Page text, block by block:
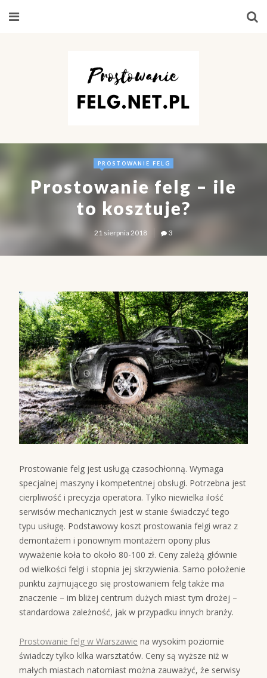
PROSTOWANIE FELG
Prostowanie felg – ile
to kosztuje?
21 sierpnia 2018 3
Prostowanie felg jest usługą czasochłonną. Wymaga
specjalnej maszyny i kompetentnej obsługi. Potrzebna jest
cierpliwość i precyzja operatora. Tylko niewielka ilość
serwisów mechanicznych jest w stanie świadczyć tego
typu usługę. Podstawowy koszt prostowania felgi wraz z
demontażem i ponownym montażem opony plus
wyważenie koła to około 80-100 zł. Ceny zależą głównie
od wielkości felgi i stopnia jej skrzywienia. Samo położenie
punktu zajmującego się prostowaniem felg także ma
znaczenie – im bliżej centrum dużych miast tym drożej –
standardowa zależność, jak w przypadku innych branży.
Prostowanie felg w Warszawie na wysokim poziomie
świadczy tylko kilka warsztatów. Ceny są wyższe niż w
małych miastach natomiast można zauważyć, że serwisy